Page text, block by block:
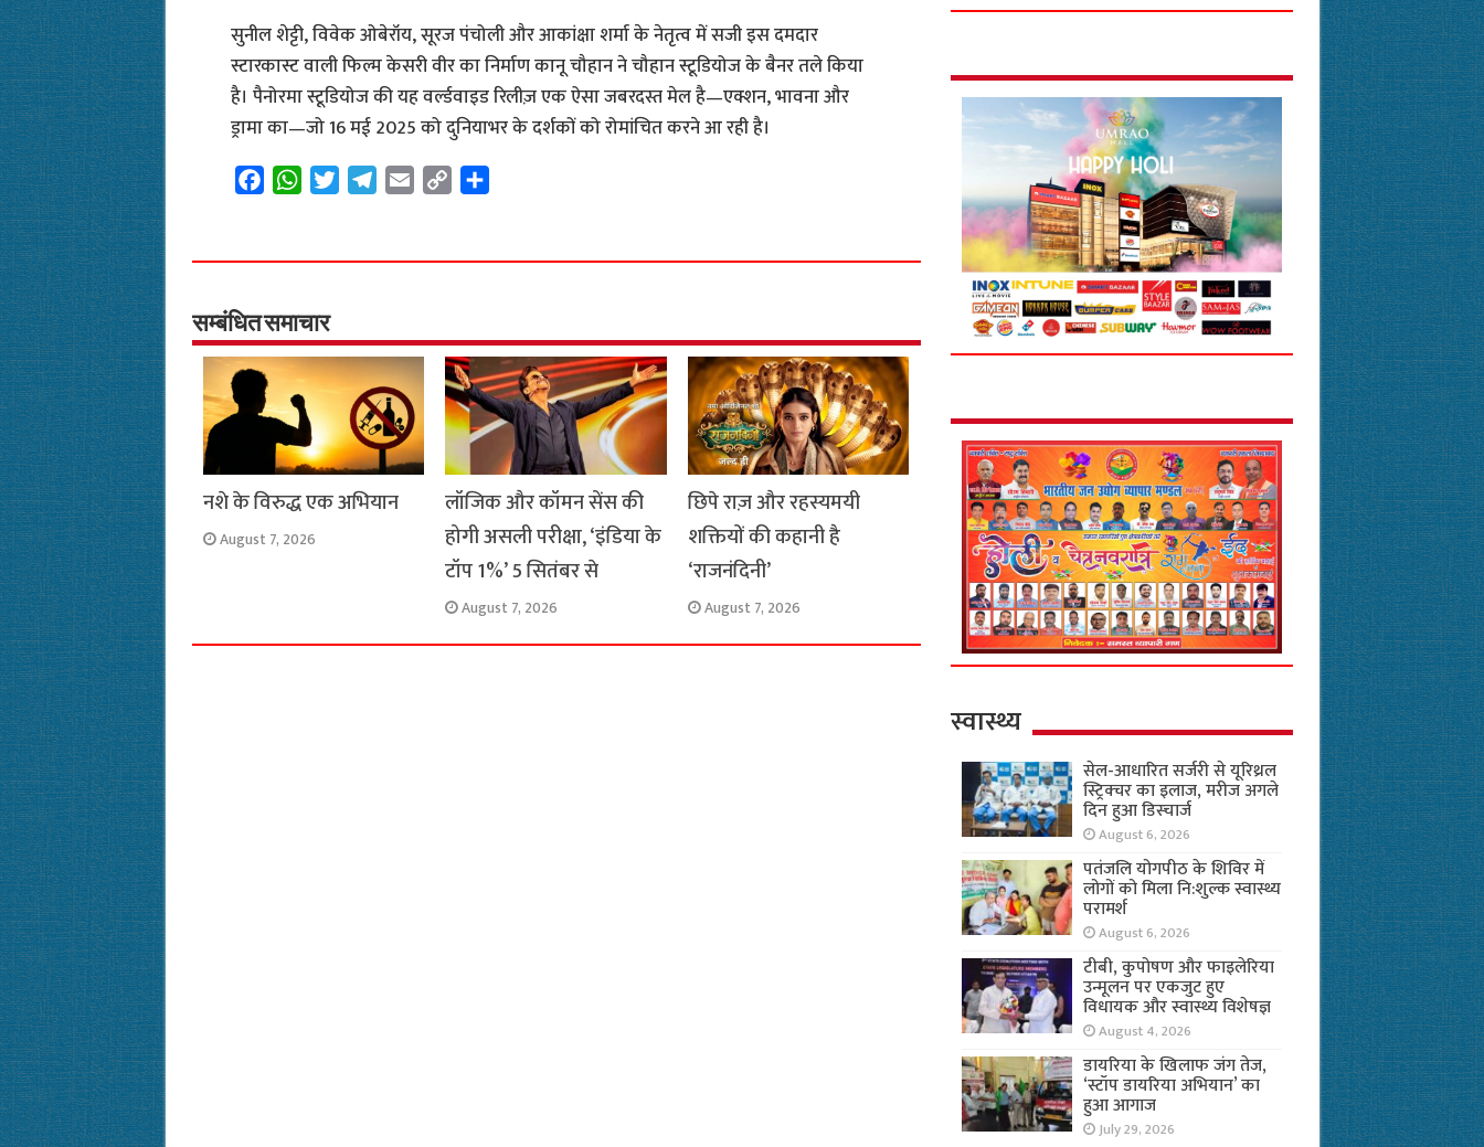
सुनील शेट्टी, विवेक ओबेरॉय, सूरज पंचोली और आकांक्षा शर्मा के नेतृत्व में सजी इस दमदार
स्टारकास्ट वाली फिल्म केसरी वीर का निर्माण कानू चौहान ने चौहान स्टूडियोज के बैनर तले किया
है। पैनोरमा स्टूडियोज की यह वर्ल्डवाइड रिलीज़ एक ऐसा जबरदस्त मेल है—एक्शन, भावना और
ड्रामा का—जो 16 मई 2025 को दुनियाभर के दर्शकों को रोमांचित करने आ रही है।
e
o
o
k
W
t
A
p
p
t
r
e
a
m
i
y
n
k
r
सम्बंधित समाचार
नशे के विरुद्ध एक अभियान
August 7, 2026
लॉजिक और कॉमन सेंस की
होगी असली परीक्षा, ‘इंडिया के
टॉप 1%’ 5 सितंबर से
August 7, 2026
छिपे राज़ और रहस्यमयी
शक्तियों की कहानी है
‘राजनंदिनी’
August 7, 2026
स्वास्थ्य
सेल-आधारित सर्जरी से यूरिथ्रल
स्ट्रिक्चर का इलाज, मरीज अगले
दिन हुआ डिस्चार्ज
August 6, 2026
पतंजलि योगपीठ के शिविर में
लोगों को मिला नि:शुल्क स्वास्थ्य
परामर्श
August 6, 2026
टीबी, कुपोषण और फाइलेरिया
उन्मूलन पर एकजुट हुए
विधायक और स्वास्थ्य विशेषज्ञ
August 4, 2026
डायरिया के खिलाफ जंग तेज,
‘स्टॉप डायरिया अभियान’ का
हुआ आगाज
July 29, 2026